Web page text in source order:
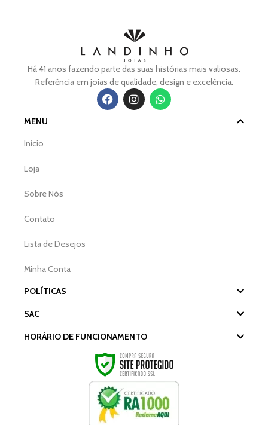
Há 41 anos fazendo parte das suas histórias mais valiosas.
Referência em joias de qualidade, design e excelência.
MENU
Início
Loja
Sobre Nós
Contato
Lista de Desejos
Minha Conta
POLÍTICAS
SAC
HORÁRIO DE FUNCIONAMENTO